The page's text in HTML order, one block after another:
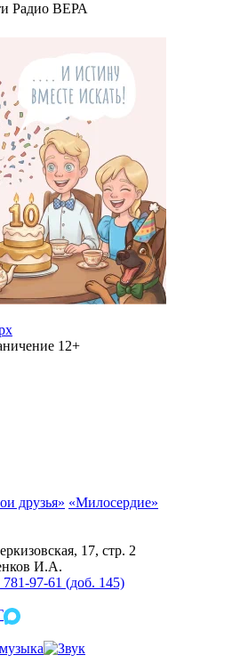
Радио ВЕРА
друзья» «Милосердие»
17, стр. 2
И.А.
97-61 (доб. 145)